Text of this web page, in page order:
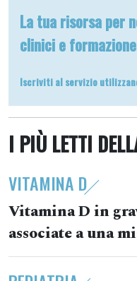
La tua risorsa per
clinici e
Iscriviti al servizio
I PIÙ LETTI
VITAMINA D
Vitamina D in
associate a una